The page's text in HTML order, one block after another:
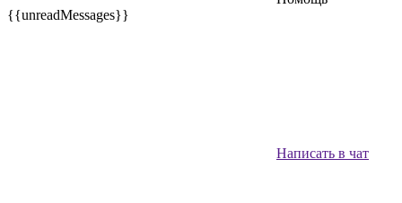
{{unreadMessages}}
Написать в чат